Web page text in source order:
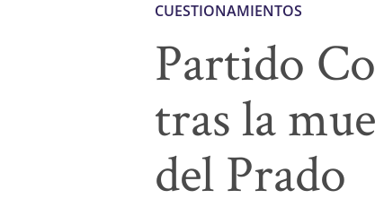
CUESTIONAMIENTOS
Partido
tras la
del Prado